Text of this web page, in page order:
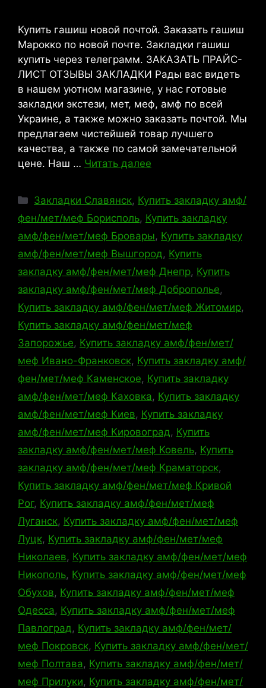
Купить гашиш новой почтой. Заказать гашиш
Марокко по новой почте. Закладки гашиш
купить через телеграмм. ЗАКАЗАТЬ ПРАЙС-
ЛИСТ ОТЗЫВЫ ЗАКЛАДКИ Рады вас видеть
в нашем уютном магазине, у нас готовые
закладки экстези, мет, меф, амф по всей
Украине, а также можно заказать почтой. Мы
предлагаем чистейшей товар лучшего
качества, а также по самой замечательной
цене. Наш … Читать далее
Рубрики
Закладки Славянск, Купить закладку амф/
фен/мет/меф Борисполь, Купить закладку
амф/фен/мет/меф Бровары, Купить закладку
амф/фен/мет/меф Вышгород, Купить
закладку амф/фен/мет/меф Днепр, Купить
закладку амф/фен/мет/меф Доброполье,
Купить закладку амф/фен/мет/меф Житомир,
Купить закладку амф/фен/мет/меф
Запорожье, Купить закладку амф/фен/мет/
меф Ивано-Франковск, Купить закладку амф/
фен/мет/меф Каменское, Купить закладку
амф/фен/мет/меф Каховка, Купить закладку
амф/фен/мет/меф Киев, Купить закладку
амф/фен/мет/меф Кировоград, Купить
закладку амф/фен/мет/меф Ковель, Купить
закладку амф/фен/мет/меф Краматорск,
Купить закладку амф/фен/мет/меф Кривой
Рог, Купить закладку амф/фен/мет/меф
Луганск, Купить закладку амф/фен/мет/меф
Луцк, Купить закладку амф/фен/мет/меф
Николаев, Купить закладку амф/фен/мет/меф
Никополь, Купить закладку амф/фен/мет/меф
Обухов, Купить закладку амф/фен/мет/меф
Одесса, Купить закладку амф/фен/мет/меф
Павлоград, Купить закладку амф/фен/мет/
меф Покровск, Купить закладку амф/фен/мет/
меф Полтава, Купить закладку амф/фен/мет/
меф Прилуки, Купить закладку амф/фен/мет/